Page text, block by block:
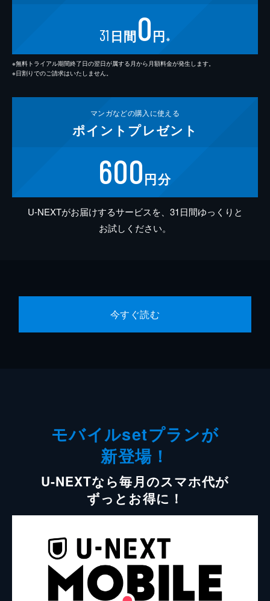
31 日間0円 ※
※無料トライアル期間終了日の翌日が属する月から月額料金が発生します。
※日割りでのご請求はいたしません。
マンガなどの購入に使える
ポイント プレゼント
600円分
U-NEXTがお届けするサービスを、31日間ゆっくりと
お試しください。
今すぐ読む
モバイルsetプランが
新登場！
U-NEXTなら毎月のスマホ代が
ずっとお得に！